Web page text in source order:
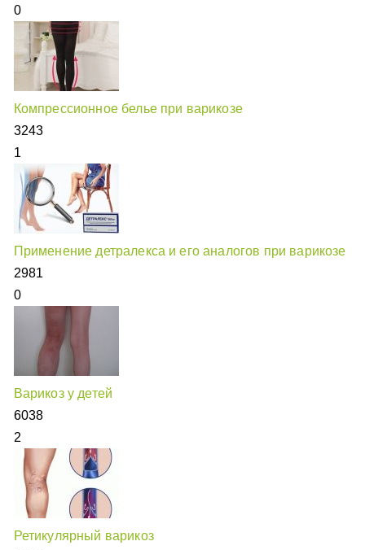
0
Компрессионное белье при варикозе
3243
1
Применение детралекса и его аналогов при варикозе
2981
0
Варикоз у детей
6038
2
Ретикулярный варикоз